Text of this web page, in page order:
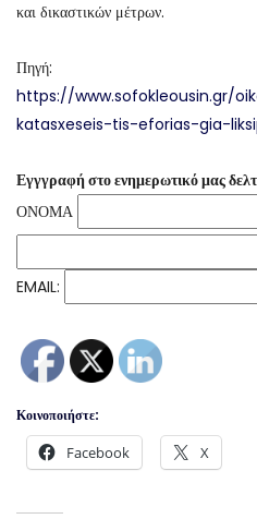
και δικαστικών μέτρων.
Πηγή:
https://www.sofokleousin.gr/
katasxeseis-tis-eforias-gia-
Εγγγραφή στο ενημερωτικό μας
ΟΝΟΜΑ
EMAIL:
Κοινοποιήστε:
Facebook X